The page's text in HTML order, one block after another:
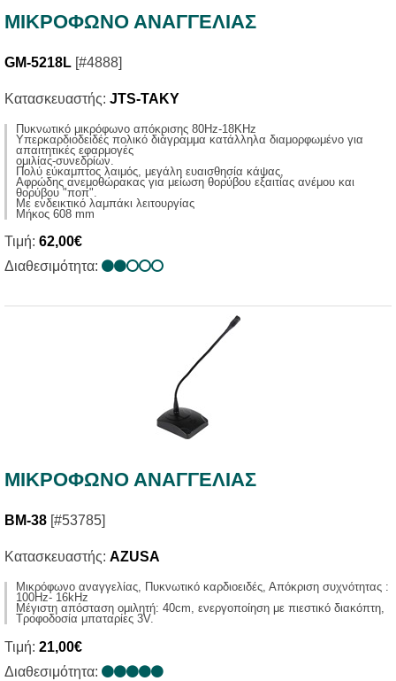
ΜΙΚΡΟΦΩΝΟ ΑΝΑΓΓΕΛΙΑΣ
GM-5218L [#4888]
Κατασκευαστής: JTS-TAKY
Πυκνωτικό μικρόφωνο απόκρισης 80Ηz-18KHz
Υπερκαρδιοδειδές πολικό διάγραμμα κατάλληλα διαμορφωμένο για
απαιτητικές εφαρμογές
ομιλίας-συνεδρίων.
Πολύ εύκαμπτος λαιμός, μεγάλη ευαισθησία κάψας,
Αφρώδης ανεμοθώρακας για μείωση θορύβου εξαιτίας ανέμου και
θορύβου "ποπ".
Με ενδεικτικό λαμπάκι λειτουργίας
Μήκος 608 mm
Τιμή: 62,00€
Διαθεσιμότητα:
ΜΙΚΡΟΦΩΝΟ ΑΝΑΓΓΕΛΙΑΣ
BM-38 [#53785]
Κατασκευαστής: AZUSA
Μικρόφωνο αναγγελίας, Πυκνωτικό καρδιοειδές, Απόκριση συχνότητας :
100Hz- 16kHz
Μέγιστη απόσταση ομιλητή: 40cm, ενεργοποίηση με πιεστικό διακόπτη,
Τροφοδοσία μπαταρίες 3V.
Τιμή: 21,00€
Διαθεσιμότητα: